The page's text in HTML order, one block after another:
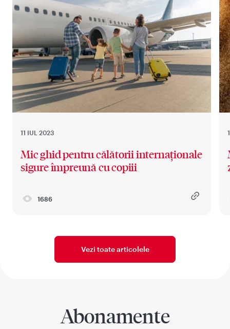
11 IUL 2023
Mic ghid pentru călătorii internaționale
sigure împreună cu copiii
1686
Vezi toate articolele
Abonamente